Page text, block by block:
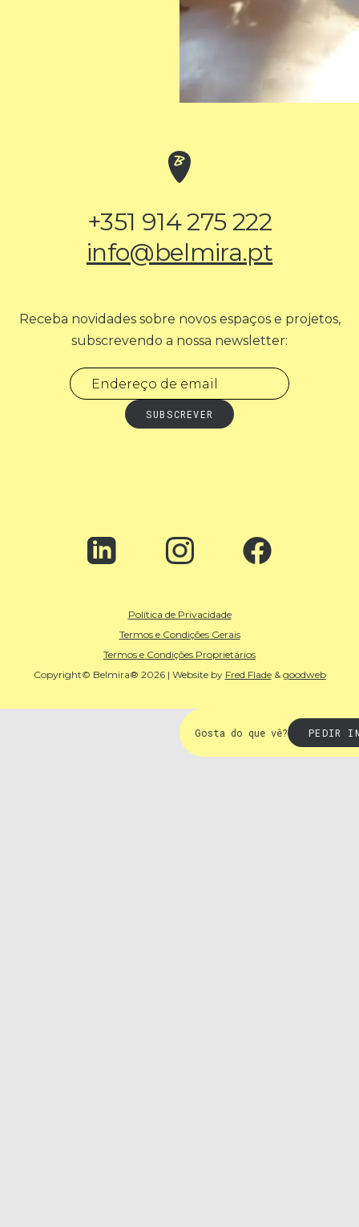
+351 914 275 222
info@belmira.pt
Receba novidades sobre novos espaços e projetos,
subscrevendo a nossa newsletter:
Política de Privacidade
Termos e Condições Gerais
Termos e Condições Proprietários
Copyright© Belmira® 2026 | Website by Fred Flade&goodweb
Gosta do que vê? PEDIR